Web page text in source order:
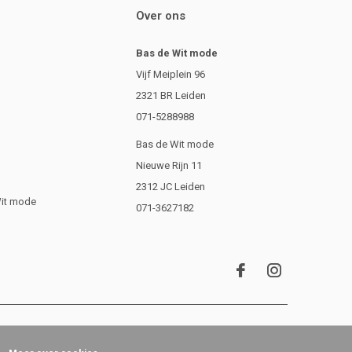
mode
Over ons
Bas de Wit mode
Vijf Meiplein 96
2321 BR Leiden
071-5288988
Bas de Wit mode
Nieuwe Rijn 11
2312 JC Leiden
071-3627182